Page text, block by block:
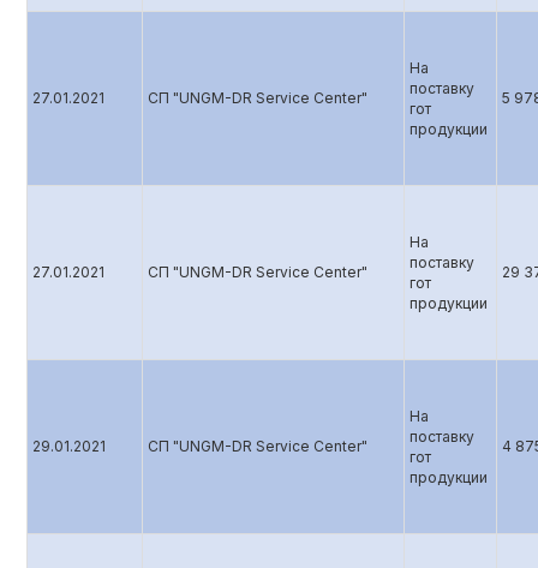
27.01.2021 СП "UNGM-DR Service Center"
На
поставку
гот
продукции
5
27.01.2021 СП "UNGM-DR Service Center"
На
поставку
гот
продукции
29
29.01.2021 СП "UNGM-DR Service Center"
На
поставку
гот
продукции
4